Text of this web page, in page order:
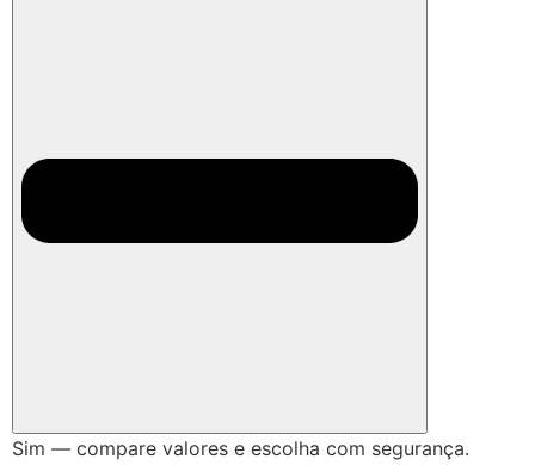
Sim — compare valores e escolha com segurança.